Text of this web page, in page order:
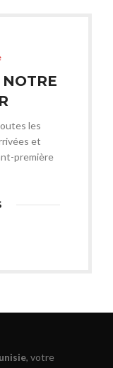
les
et
première
, votre